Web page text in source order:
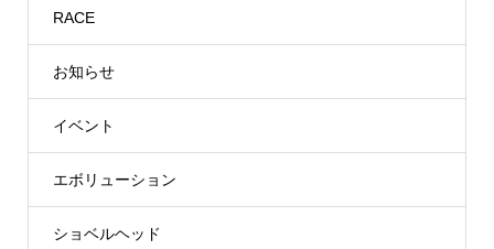
RACE
お知らせ
イベント
エボリューション
ショベルヘッド